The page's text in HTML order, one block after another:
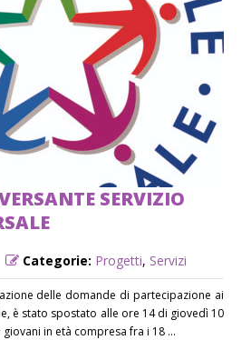
SERVIZIO
Categorie: Progetti, Servizi
delle domande di partecipazione ai
è stato spostato alle ore 14 di giovedì 10
in età compresa fra i 18 ...